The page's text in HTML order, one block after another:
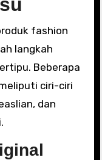
fashion
langkah
Beberapa
ciri-ciri
dan